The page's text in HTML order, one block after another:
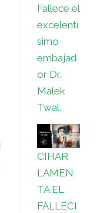
Fallece el
excelentí
simo
embajad
or Dr.
Malek
Twal.
CIHAR
LAMEN
TA EL
FALLECI